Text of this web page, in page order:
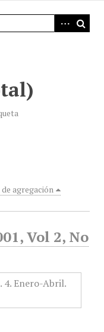
de agregación
Vol 2, No